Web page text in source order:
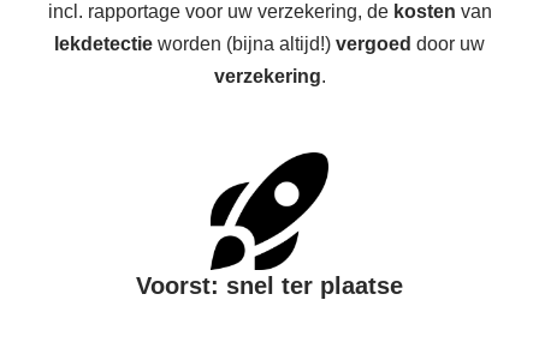
incl. rapportage voor uw verzekering, de kosten van
lekdetectie worden (bijna altijd!) vergoed door uw
verzekering.
Voorst: snel ter plaatse